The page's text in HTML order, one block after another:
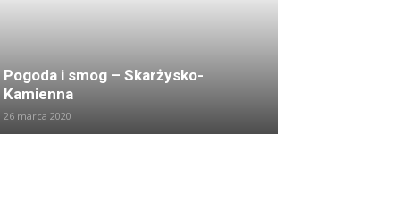
Pogoda i smog – Skarżysko-
Kamienna
26 marca 2020